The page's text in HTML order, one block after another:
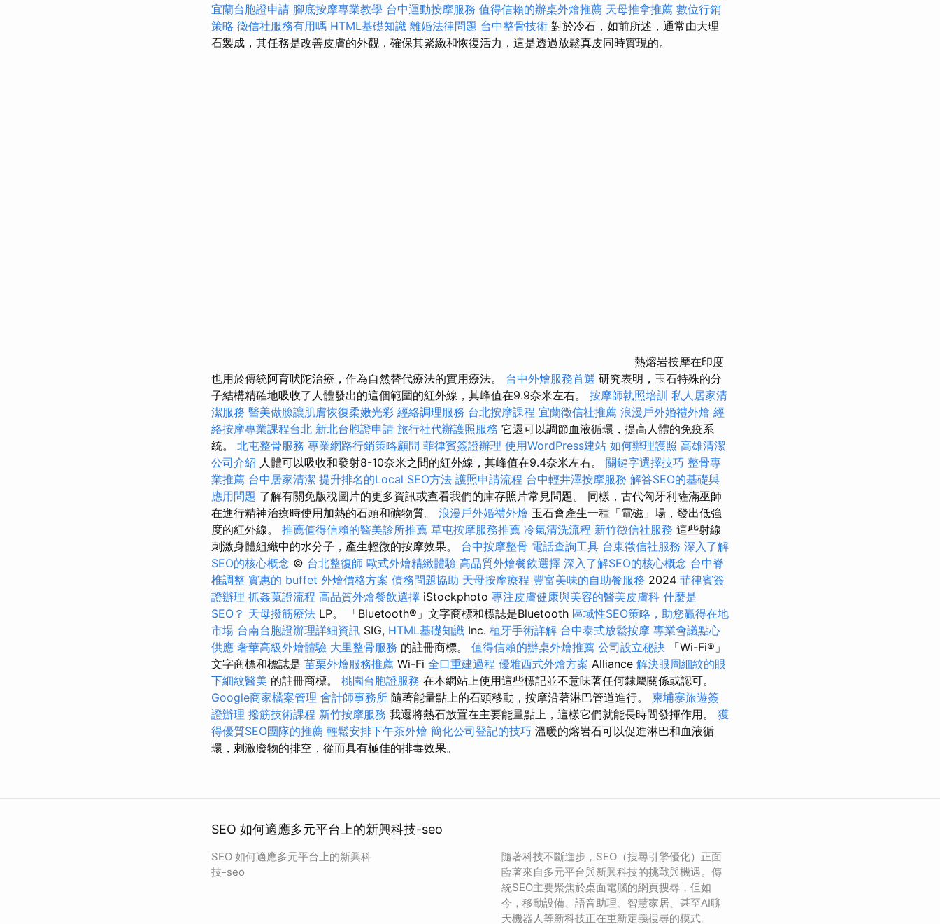
宜蘭台胞證申請 腳底按摩專業教學 台中運動按摩服務 值得信賴的辦桌外燴推薦 天母推拿推薦 數位行銷
策略 徵信社服務有用嗎 HTML基礎知識 離婚法律問題 台中整骨技術 對於冷石，如前所述，通常由大理
石製成，其任務是改善皮膚的外觀，確保其緊緻和恢復活力，這是透過放鬆真皮同時實現的。
熱熔岩按摩在印度
也用於傳統阿育吠陀治療，作為自然替代療法的實用療法。 台中外燴服務首選 研究表明，玉石特殊的分
子結構精確地吸收了人體發出的這個範圍的紅外線，其峰值在9.9奈米左右。 按摩師執照培訓 私人居家清
潔服務 醫美做臉讓肌膚恢復柔嫩光彩 經絡調理服務 台北按摩課程 宜蘭徵信社推薦 浪漫戶外婚禮外燴 經
絡按摩專業課程台北 新北台胞證申請 旅行社代辦護照服務 它還可以調節血液循環，提高人體的免疫系
統。 北屯整骨服務 專業網路行銷策略顧問 菲律賓簽證辦理 使用WordPress建站 如何辦理護照 高雄清潔
公司介紹 人體可以吸收和發射8-10奈米之間的紅外線，其峰值在9.4奈米左右。 關鍵字選擇技巧 整骨專
業推薦 台中居家清潔 提升排名的Local SEO方法 護照申請流程 台中輕井澤按摩服務 解答SEO的基礎與
應用問題 了解有關免版稅圖片的更多資訊或查看我們的庫存照片常見問題。 同樣，古代匈牙利薩滿巫師
在進行精神治療時使用加熱的石頭和礦物質。 浪漫戶外婚禮外燴 玉石會產生一種「電磁」場，發出低強
度的紅外線。 推薦值得信賴的醫美診所推薦 草屯按摩服務推薦 冷氣清洗流程 新竹徵信社服務 這些射線
刺激身體組織中的水分子，產生輕微的按摩效果。 台中按摩整骨 電話查詢工具 台東徵信社服務 深入了解
SEO的核心概念 © 台北整復師 歐式外燴精緻體驗 高品質外燴餐飲選擇 深入了解SEO的核心概念 台中脊
椎調整 實惠的 buffet 外燴價格方案 債務問題協助 天母按摩療程 豐富美味的自助餐服務 2024 菲律賓簽
證辦理 抓姦蒐證流程 高品質外燴餐飲選擇 iStockphoto 專注皮膚健康與美容的醫美皮膚科 什麼是
SEO？ 天母撥筋療法 LP。 「Bluetooth®」文字商標和標誌是Bluetooth 區域性SEO策略，助您贏得在地
市場 台南台胞證辦理詳細資訊 SIG, HTML基礎知識 Inc. 植牙手術詳解 台中泰式放鬆按摩 專業會議點心
供應 奢華高級外燴體驗 大里整骨服務 的註冊商標。 值得信賴的辦桌外燴推薦 公司設立秘訣 「Wi-Fi®」
文字商標和標誌是 苗栗外燴服務推薦 Wi-Fi 全口重建過程 優雅西式外燴方案 Alliance 解決眼周細紋的眼
下細紋醫美 的註冊商標。 桃園台胞證服務 在本網站上使用這些標記並不意味著任何隸屬關係或認可。
Google商家檔案管理 會計師事務所 隨著能量點上的石頭移動，按摩沿著淋巴管道進行。 柬埔寨旅遊簽
證辦理 撥筋技術課程 新竹按摩服務 我還將熱石放置在主要能量點上，這樣它們就能長時間發揮作用。 獲
得優質SEO團隊的推薦 輕鬆安排下午茶外燴 簡化公司登記的技巧 溫暖的熔岩石可以促進淋巴和血液循
環，刺激廢物的排空，從而具有極佳的排毒效果。
SEO 如何適應多元平台上的新興科技-seo
SEO 如何適應多元平台上的新興科
技-seo
隨著科技不斷進步，SEO（搜尋引擎優化）正面
臨著來自多元平台與新興科技的挑戰與機遇。傳
統SEO主要聚焦於桌面電腦的網頁搜尋，但如
今，移動設備、語音助理、智慧家居、甚至AI聊
天機器人等新科技正在重新定義搜尋的模式。